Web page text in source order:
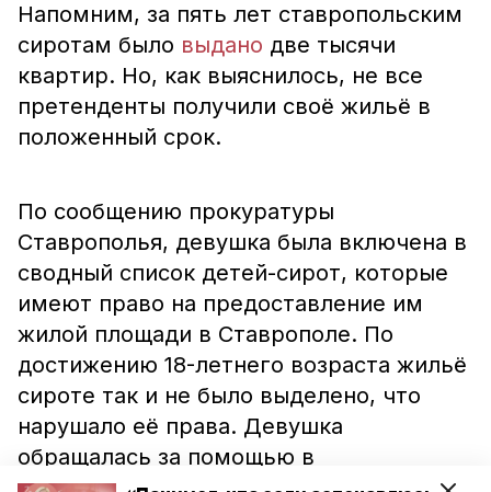
Напомним, за пять лет ставропольским
сиротам было выдано две тысячи
квартир. Но, как выяснилось, не все
претенденты получили своё жильё в
положенный срок.
По сообщению прокуратуры
Ставрополья, девушка была включена в
сводный список детей-сирот, которые
имеют право на предоставление им
жилой площади в Ставрополе. По
достижению 18-летнего возраста жильё
сироте так и не было выделено, что
нарушало её права. Девушка
обращалась за помощью в